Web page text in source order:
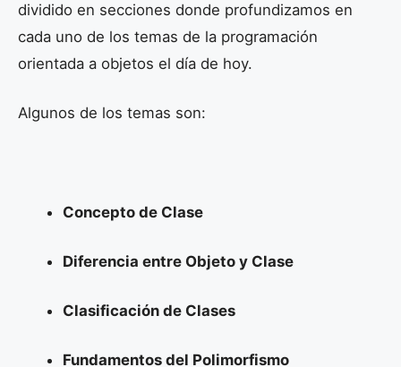
dividido en secciones donde profundizamos en
cada uno de los temas de la programación
orientada a objetos el día de hoy.
Algunos de los temas son:
Concepto de Clase
Diferencia entre Objeto y Clase
Clasificación de Clases
Fundamentos del Polimorfismo